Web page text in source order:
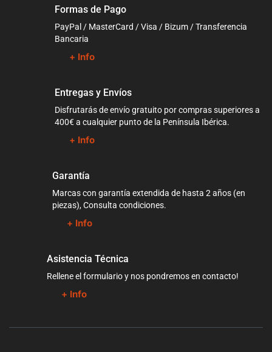
Formas de Pago
PayPal / MasterCard / Visa / Bizum / Transferencia
Bancaria
+ Info
Entregas y Envíos
Disfrutarás de envío gratuito por compras superiores a
400€ a cualquier punto de la Península Ibérica.
+ Info
Garantía
Marcas con garantía extendida de hasta 2 años (en
piezas), Consulta condiciones.
+ Info
Asistencia Técnica
Rellene el formulario y nos pondremos en contacto!
+ Info